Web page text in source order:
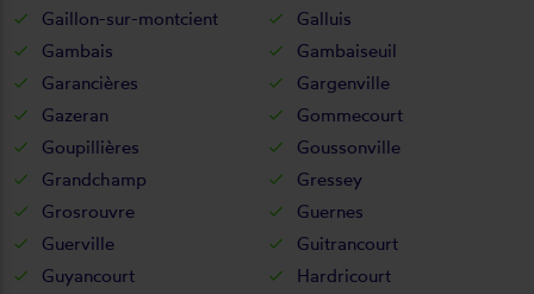
Gaillon-sur-montcient
Galluis
Gambais
Gambaiseuil
Garancières
Gargenville
Gazeran
Gommecourt
Goupillières
Goussonville
Grandchamp
Gressey
Grosrouvre
Guernes
Guerville
Guitrancourt
Guyancourt
Hardricourt